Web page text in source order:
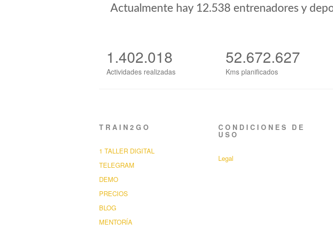
Actualmente hay 12.538 entrenadores y
1.402.018
Actividades realizadas
52.672.627
Kms planificados
TRAIN2GO
1 TALLER DIGITAL
TELEGRAM
DEMO
PRECIOS
BLOG
MENTORÍA
CONDICIONES DE
USO
Legal